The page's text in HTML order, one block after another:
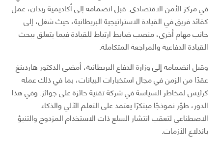
في مركز الأمن الاقتصادي. قبل انضمامه إلى أكاديمية ربدان، عمل
كقائد فريق في القيادة الاستراتيجية البريطانية، حيث شغل، إلى
جانب مهام أخرى، منصب ضابط ارتباط للقيادة فيما يتعلق ببحث
القيادة الدفاعية والمراجعة المتكاملة.
وقبل انضمامه إلى وزارة الدفاع البريطانية، أمضى الدكتور هاردينغ
عقدًا من الزمن في مجال استخبارات البيانات، بما في ذلك عمله
كرئيس لمخاطر السياسة في شركة تقنية حائزة على جوائز. وفي هذا
الدور، طوّر نموذجًا مبتكرًا يعتمد على التعلم الآلي والذكاء
الاصطناعي لتعقب انتشار السلع ذات الاستخدام المزدوج والتنبؤ
باندلاع الأزمات.